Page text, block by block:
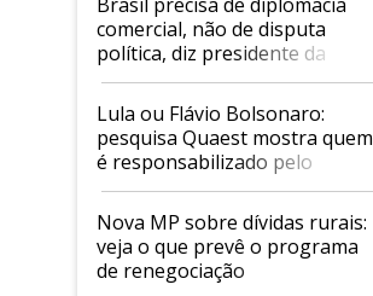
comercial, não de disputa
política, diz presidente da
Faesp
Lula ou Flávio Bolsonaro:
pesquisa Quaest mostra quem
é responsabilizado pelo
tarifaço dos EUA
Nova MP sobre dívidas rurais:
veja o que prevê o programa
de renegociação